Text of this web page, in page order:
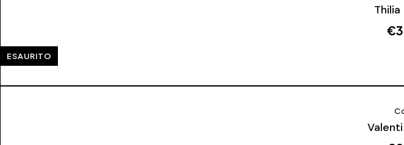
€
ESAURITO